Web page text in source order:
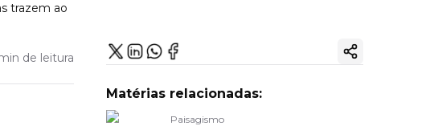
trazem ao
de leitura Copiar link
Matérias relacionadas:
Paisagismo